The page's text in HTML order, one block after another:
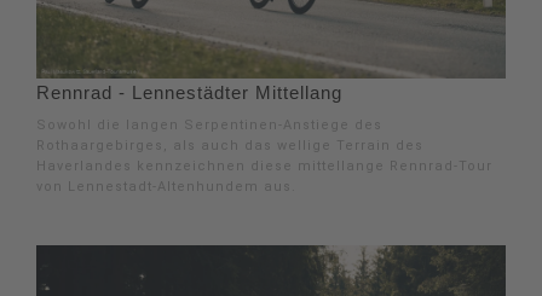
Rennrad - Lennestädter Mittellang
Sowohl die langen Serpentinen-Anstiege des
Rothaargebirges, als auch das wellige Terrain des
Haverlandes kennzeichnen diese mittellange Rennrad-Tour
von Lennestadt-Altenhundem aus.